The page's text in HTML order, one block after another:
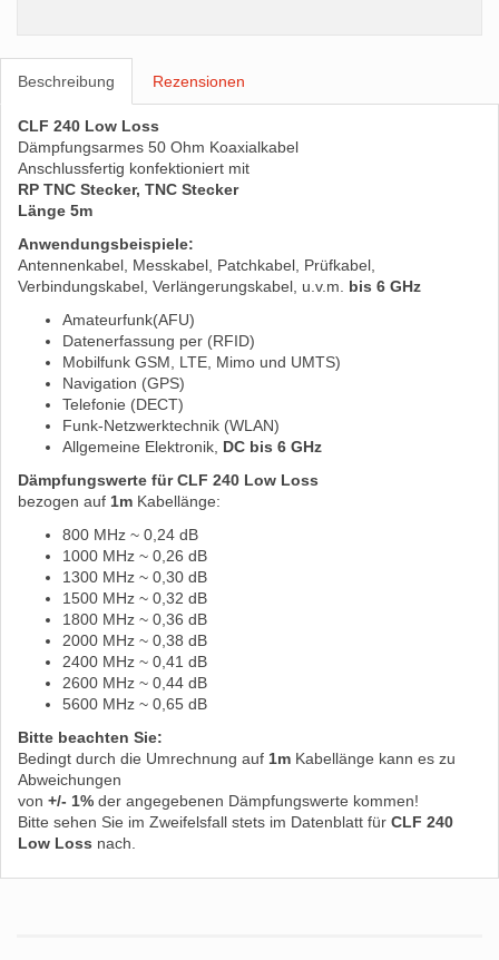
Beschreibung Rezensionen
CLF 240 Low Loss
Dämpfungsarmes 50 Ohm Koaxialkabel
Anschlussfertig konfektioniert mit
RP TNC Stecker, TNC Stecker
Länge 5m
Anwendungsbeispiele:
Antennenkabel, Messkabel, Patchkabel, Prüfkabel,
Verbindungskabel, Verlängerungskabel, u.v.m. bis 6 GHz
Amateurfunk(AFU)
Datenerfassung per (RFID)
Mobilfunk GSM, LTE, Mimo und UMTS)
Navigation (GPS)
Telefonie (DECT)
Funk-Netzwerktechnik (WLAN)
Allgemeine Elektronik, DC bis 6 GHz
Dämpfungswerte für CLF 240 Low Loss
bezogen auf 1m Kabellänge:
800 MHz ~ 0,24 dB
1000 MHz ~ 0,26 dB
1300 MHz ~ 0,30 dB
1500 MHz ~ 0,32 dB
1800 MHz ~ 0,36 dB
2000 MHz ~ 0,38 dB
2400 MHz ~ 0,41 dB
2600 MHz ~ 0,44 dB
5600 MHz ~ 0,65 dB
Bitte beachten Sie:
Bedingt durch die Umrechnung auf 1m Kabellänge kann es zu
Abweichungen
von +/- 1% der angegebenen Dämpfungswerte kommen!
Bitte sehen Sie im Zweifelsfall stets im Datenblatt für CLF 240
Low Loss nach.